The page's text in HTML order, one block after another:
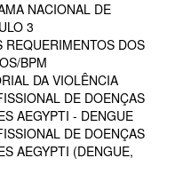
NACIONAL DE
3
REQUERIMENTOS DOS
BPM
DA VIOLÊNCIA
DE DOENÇAS
AEGYPTI - DENGUE
DE DOENÇAS
AEGYPTI (DENGUE,